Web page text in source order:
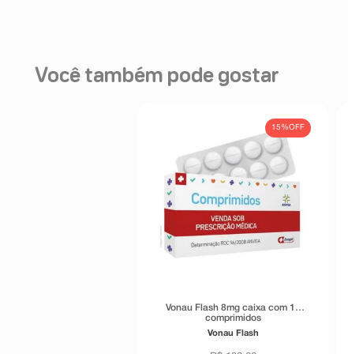
Você também pode gostar
15%OFF
Vonau Flash 8mg caixa com 10
comprimidos
Vonau Flash